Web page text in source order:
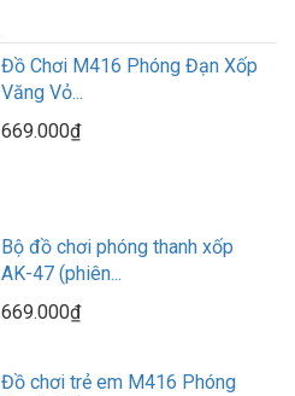
Đồ Chơi M416 Phóng Đạn Xốp
Văng Vỏ...
669.000₫
Bộ đồ chơi phóng thanh xốp
AK-47 (phiên...
669.000₫
Đồ chơi trẻ em M416 Phóng